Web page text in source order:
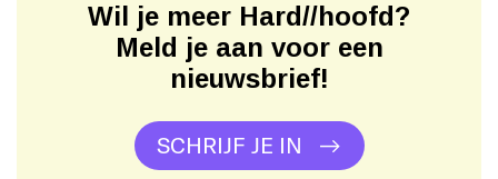
Wil je meer Hard//hoofd?
Meld je aan voor een
nieuwsbrief!
SCHRIJF JE IN